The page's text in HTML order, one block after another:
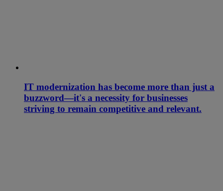
IT modernization has become more than just a
buzzword—it's a necessity for businesses
striving to remain competitive and relevant.